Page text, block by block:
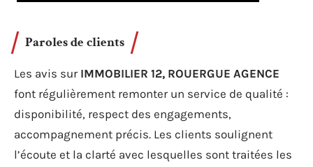
Paroles de clients
Les avis sur IMMOBILIER 12, ROUERGUE AGENCE
font régulièrement remonter un service de qualité :
disponibilité, respect des engagements,
accompagnement précis. Les clients soulignent
l’écoute et la clarté avec lesquelles sont traitées les